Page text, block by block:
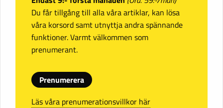
Du får tillgång till alla våra artiklar, kan lösa
våra korsord samt utnyttja andra spännande
funktioner. Varmt välkommen som
prenumerant.
Prenumerera
Läs våra prenumerationsvillkor här